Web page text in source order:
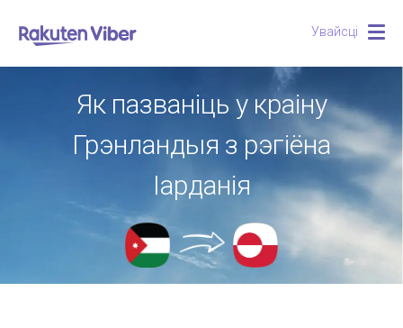
Увайсці
Як пазваніць у краіну
Грэнландыя з рэгіёна
Іарданія